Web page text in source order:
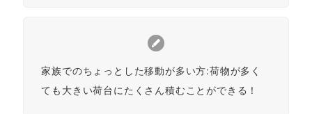
家族でのちょっとした移動が多い方:荷物が多く
ても大きい荷台にたくさん積むことができる！